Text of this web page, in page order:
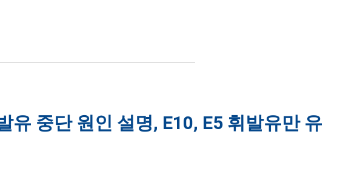
유 중단 원인 설명, E10, E5 휘발유만 유